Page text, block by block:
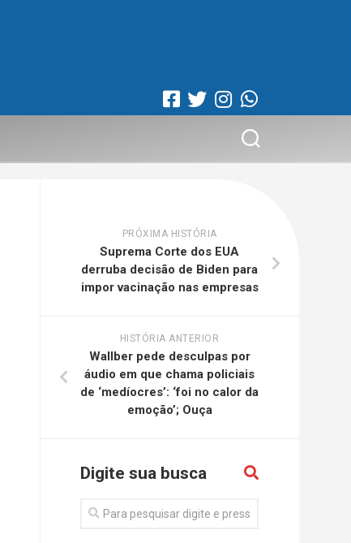
PRÓXIMA HISTÓRIA
Suprema Corte dos EUA
derruba decisão de Biden para
impor vacinação nas empresas
HISTÓRIA ANTERIOR
Wallber pede desculpas por
áudio em que chama policiais
de ‘medíocres’: ‘foi no calor da
emoção’; Ouça
Digite sua busca